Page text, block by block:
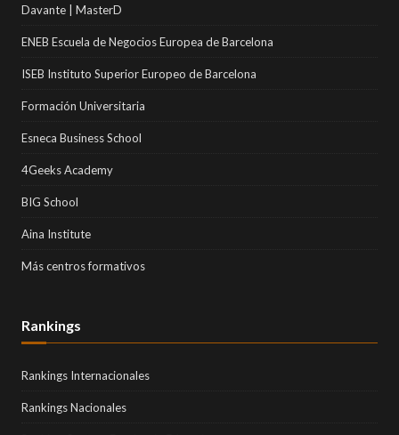
Davante | MasterD
ENEB Escuela de Negocios Europea de Barcelona
ISEB Instituto Superior Europeo de Barcelona
Formación Universitaria
Esneca Business School
4Geeks Academy
BIG School
Aina Institute
Más centros formativos
Rankings
Rankings Internacionales
Rankings Nacionales